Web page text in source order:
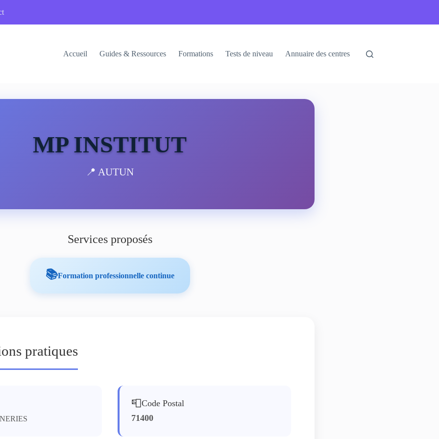
Accueil Guides & Ressources Formations Tests de niveau Annuaire des centres
MP INSTITUT
📍 AUTUN
Services proposés
📚Formation professionnelle continue
pratiques
📮Code Postal
71400